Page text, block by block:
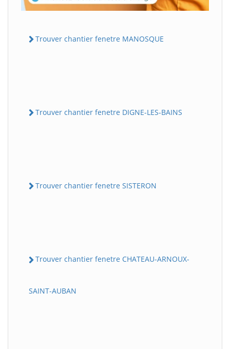
Trouver chantier fenetre MANOSQUE
Trouver chantier fenetre DIGNE-LES-BAINS
Trouver chantier fenetre SISTERON
Trouver chantier fenetre CHATEAU-ARNOUX-
SAINT-AUBAN